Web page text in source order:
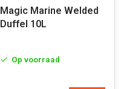
Magic Marine Welded
Duffel 10L
Op voorraad